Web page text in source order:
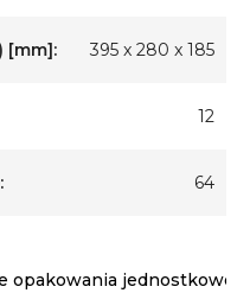
[mm]: 395 x 280 x 185
12
64
opakowania